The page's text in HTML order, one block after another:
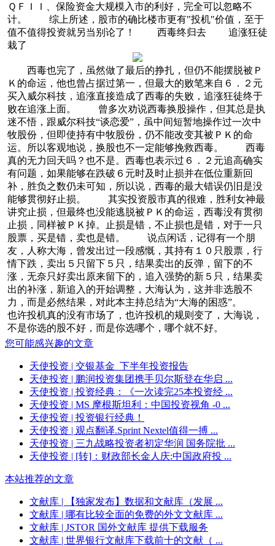
ＱＦＩＩ、保险资金大规模入市的利好，完全可以忽略不
计。 综上所述，股市的确比楼市更有"投机"价值，至于
值不值得投资就另当别论了！ 西毒终归去 追涨狂徒
栽了
西毒也完了，虽然做了最后的挣扎，但仍不能摆脱被Ｐ
Ｋ的命运，他也曾占据过第一，但最大的败笔来自６．２元
买入威尔科技，追涨直接造成了西毒的失败，追涨狂徒终于
败在追涨上面。 曾多次劝说西毒换股操作，但其总是执
迷不悟，跟威尔科技“谈恋爱”，虽中间短暂地操作过一次中
牧股份，但即使持有中牧股份，仍不能改变其被ＰＫ的命
运。所以客观地说，换股也不一定能够挽救西毒。 西毒
真的无力回天吗？也不是。西毒也表示过６．２元追高确实
有问题，如果能够在跌破６元时及时止损并在低位重新回
补，胜负之数仍未可知，所以说，西毒的最大错误仍旧是没
能够贯彻好止损。 其实投资股市真的很难，胜利女神最
讲究止损，但最终也没能逃脱被ＰＫ的命运，西毒没有贯彻
止损，同样被ＰＫ掉。止损是错，不止损也是错，对于一只
股票，买是错，卖也是错。 说点闲话，记得有一个朋
友，人称大海，曾发出过一段感慨，其持有１０只股票，行
情下跌，卖出５只留下５只，结果卖出的反弹，留下的不
涨，无奈只好卖出原来留下的，追入强势的新５只，结果卖
出的补涨，新追入的开始调整，大海认为，这并非选股不
力，而是必然结果，对此本主持总结为“大海的困惑”。
也许投机真的没有市场了，也许投机的规则变了，大海说，
不是你选的股不好，而是你选哪个，哪个就不好。
您可能感兴趣的文章
天使投资 | 交银基金_下半年投资报告
天使投资 | 鹏润投资集团携手贝尔斯登在华启 ...
天使投资 | 投资经典：《一次读完25本投资经 ...
天使投资 | MS 摩根斯坦利：中国投资视角 -0 ...
天使投资 | 投资银行经典！
天使投资 | 观点翻译.Sprint Nextel值得一搏 ...
天使投资 | 三九战略投资者初定华润 国务院批 ...
天使投资 | [转]：财政部长金人庆:中国政府投 ...
本站推荐的文章
文献库 | 【独家发布】数据和文献库（发展 ...
文献库 | 哪有比较全面的免费的外文文献库 ...
文献库 | JSTOR 国外文献库 提供下载服务
文献库 | 世界银行文献库下载前十的文献（ ...